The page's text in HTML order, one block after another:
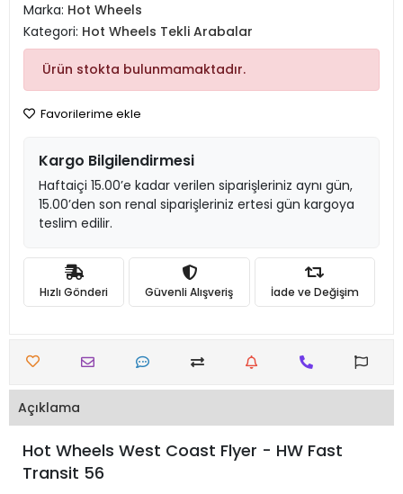
Marka: Hot Wheels
Kategori: Hot Wheels Tekli Arabalar
Ürün stokta bulunmamaktadır.
Favorilerime ekle
Kargo Bilgilendirmesi
Haftaiçi 15.00’e kadar verilen siparişleriniz aynı gün,
15.00’den son renal siparişleriniz ertesi gün kargoya
teslim edilir.
Hızlı Gönderi Güvenli Alışveriş İade ve Değişim
Açıklama
Hot Wheels West Coast Flyer - HW Fast
Transit 56